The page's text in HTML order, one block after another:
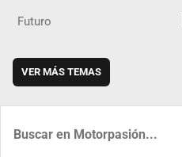
Futuro
VER MÁS TEMAS